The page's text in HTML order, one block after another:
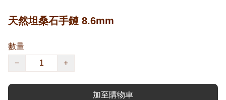
天然坦桑石手鏈 8.6mm
數量
−
+
加至購物車